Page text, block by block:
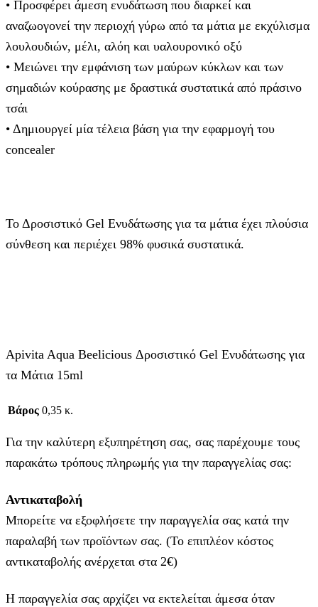
• Προσφέρει άμεση ενυδάτωση που διαρκεί και
αναζωογονεί την περιοχή γύρω από τα μάτια με εκχύλισμα
λουλουδιών, μέλι, αλόη και υαλουρονικό οξύ
• Μειώνει την εμφάνιση των μαύρων κύκλων και των
σημαδιών κούρασης με δραστικά συστατικά από πράσινο
τσάι
• Δημιουργεί μία τέλεια βάση για την εφαρμογή του
concealer
Το Δροσιστικό Gel Ενυδάτωσης για τα μάτια έχει πλούσια
σύνθεση και περιέχει 98% φυσικά συστατικά.
Apivita Aqua Beelicious Δροσιστικό Gel Ενυδάτωσης για
τα Μάτια 15ml
Βάρος 0,35 κ.
Για την καλύτερη εξυπηρέτηση σας, σας παρέχουμε τους
παρακάτω τρόπους πληρωμής για την παραγγελίας σας:
Αντικαταβολή
Μπορείτε να εξοφλήσετε την παραγγελία σας κατά την
παραλαβή των προϊόντων σας. (Το επιπλέον κόστος
αντικαταβολής ανέρχεται στα 2€)
Η παραγγελία σας αρχίζει να εκτελείται άμεσα όταν